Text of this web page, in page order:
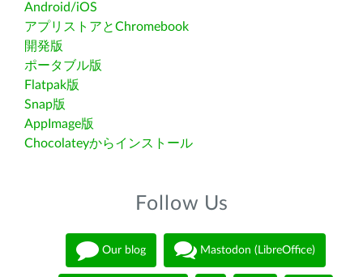
Android/iOS
アプリストアとChromebook
開発版
ポータブル版
Flatpak版
Snap版
AppImage版
Chocolateyからインストール
Follow Us
Our blog Mastodon (LibreOffice)